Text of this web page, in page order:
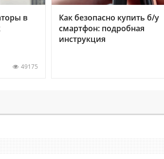
в
49175
Как безопасно купить б/у
смартфон: подробная
инструкция